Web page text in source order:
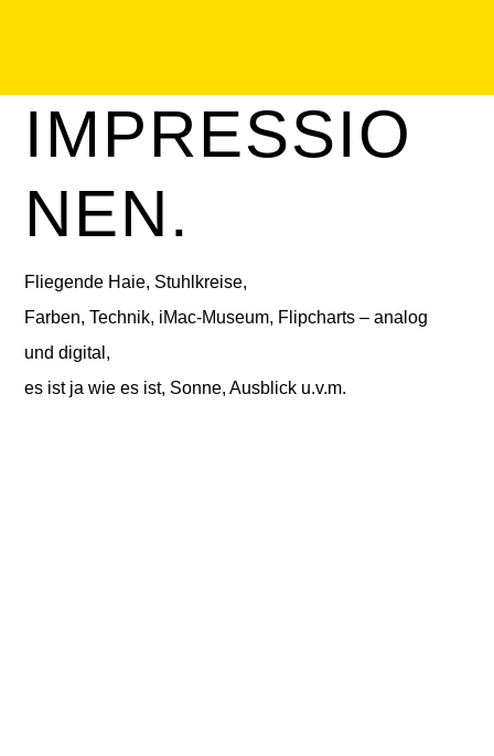
IMPRESSIO
NEN.
Fliegende Haie, Stuhlkreise,
Farben, Technik, iMac-Museum, Flipcharts – analog
und digital,
es ist ja wie es ist, Sonne, Ausblick u.v.m.